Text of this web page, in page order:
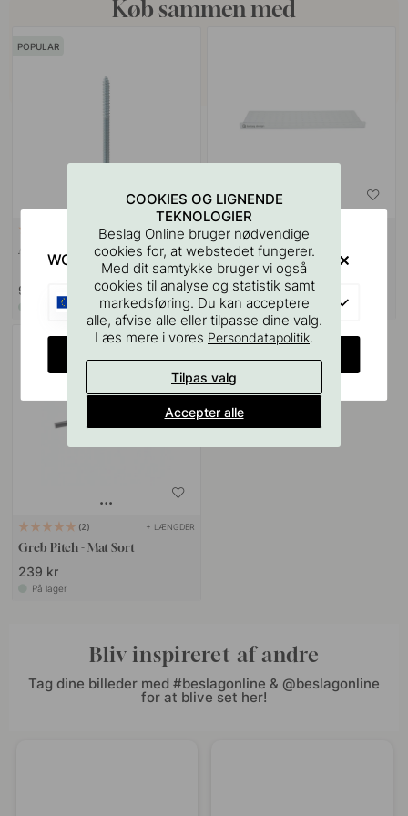
Køb sammen med
POPULAR
VÆGBESLAG
Ansatsskrue M4x50mm 1stk
9 kr
På lager
127
Boreskabelonen til Greb &
Knopper
55 kr
På lager
2 + LÆNGDER
Greb Pitch - Mat Sort
239 kr
På lager
Bliv inspireret af andre
Tag dine billeder med #beslagonline & @beslagonline
for at blive set her!
COOKIES OG LIGNENDE
TEKNOLOGIER
Beslag Online bruger nødvendige
cookies for, at webstedet fungerer.
Med dit samtykke bruger vi også
cookies til analyse og statistik samt
markedsføring. Du kan acceptere
alle, afvise alle eller tilpasse dine valg.
Læs mere i vores Persondatapolitik.
Tilpas valg
Accepter alle
WOULD YOU RATHER VISIT?
EU